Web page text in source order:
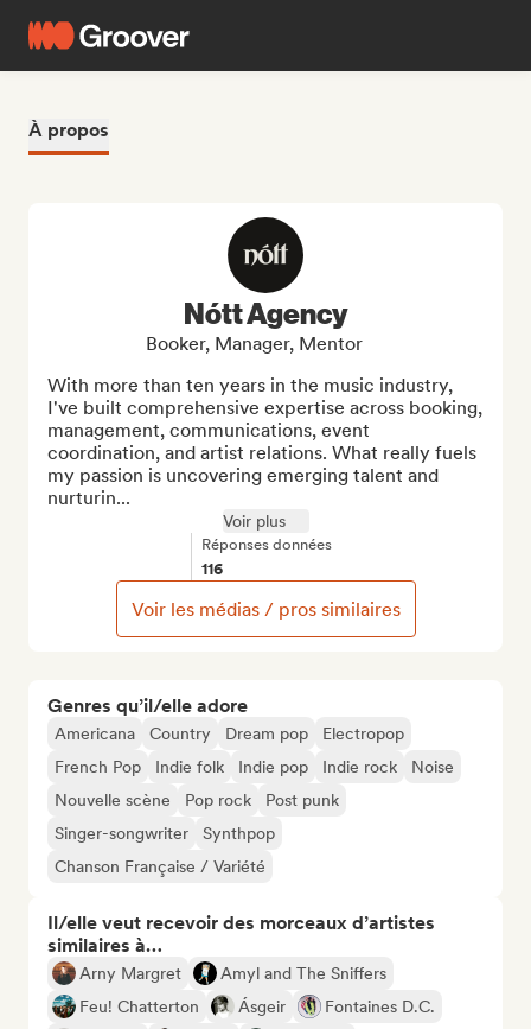
À propos
Genres qu’il/elle adore
Americana Country Dream pop
Electropop
French Pop
Indie folk Indie pop Indie rock
Noise
Nouvelle scène
Pop rock
Post punk
Singer-songwriter
Synthpop
Chanson Française / Variété
Il/elle veut recevoir des morceaux d’artistes
similaires à…
Arny Margret
Amyl and The Sniffers
Feu! Chatterton
Ásgeir
Fontaines D.C.
Nótt Agency
Booker, Manager, Mentor
With more than ten years in the music industry,
I've built comprehensive expertise across booking,
management, communications, event
coordination, and artist relations. What really fuels
my passion is uncovering emerging talent and
nurturin...
Voir plus
Réponses données
116
Voir les médias / pros similaires